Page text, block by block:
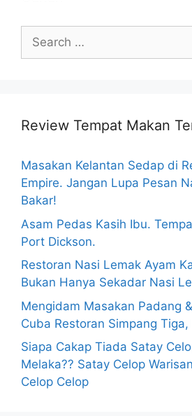
Search
for:
Review Tempat Makan
Masakan Kelantan Sedap di
Empire. Jangan Lupa Pesan
Bakar!
Asam Pedas Kasih Ibu.
Port Dickson.
Restoran Nasi Lemak Ayam
Bukan Hanya Sekadar Nasi
Mengidam Masakan Padang
Cuba Restoran Simpang Tiga,
Siapa Cakap Tiada Satay
Melaka?? Satay Celop
Celop Celop